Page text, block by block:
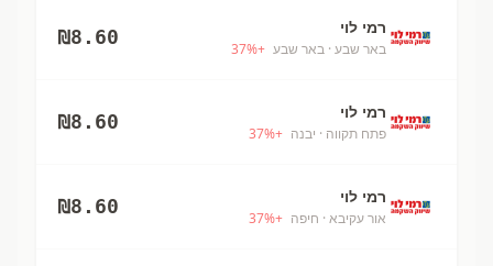
רמי לוי
באר שבע · באר שבע +
37%
₪8.60
רמי לוי
פתח תקווה · יבנה +
37%
₪8.60
רמי לוי
אור עקיבא · חיפה +
37%
₪8.60